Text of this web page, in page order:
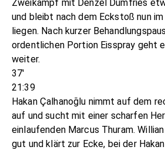
Zweikampf mit Denzel Dumfries
und bleibt nach dem Eckstoß nun
liegen. Nach kurzer
ordentlichen Portion Eisspray geht
weiter.
37'
21:39
Hakan Çalhanoğlu nimmt auf dem
auf und sucht mit einer scharfen
einlaufenden Marcus Thuram.
gut und klärt zur Ecke, bei der